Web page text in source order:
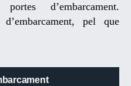
d’embarcament.
pel que